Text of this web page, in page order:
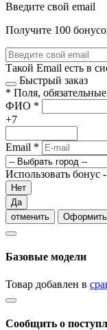
Введите свой email
Получите 100
Такой Email есть в
Быстрый заказ
* Поля,
ФИО *
+7
Email *
Использовать бонус -
Нет
Да
отменить
Оформить
Базовые модели
Товар добавлен в
Сообщить о